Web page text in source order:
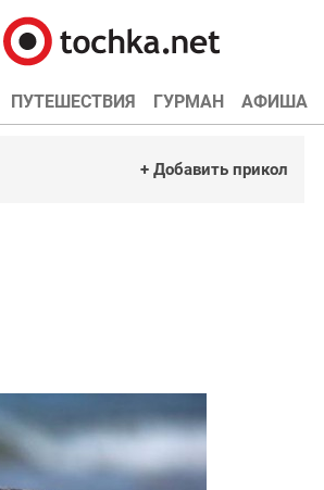
ПУТЕШЕСТВИЯ ГУРМАН АФИША
+ Добавить прикол